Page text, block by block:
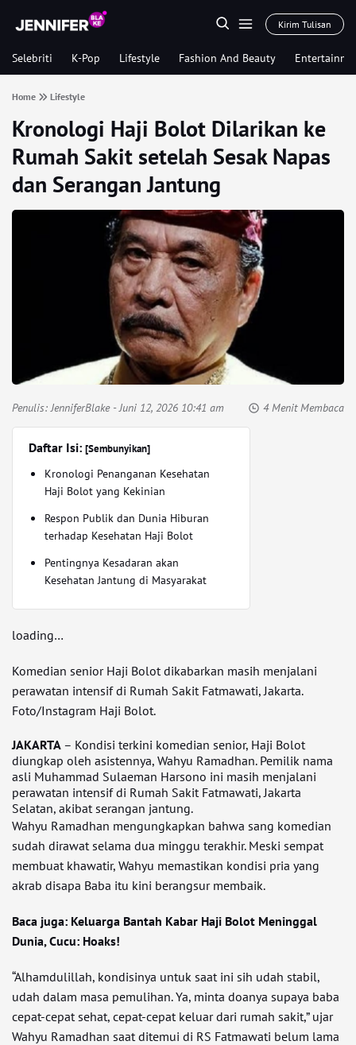
Kirim Tulisan
Selebriti K-Pop Lifestyle Fashion And Beauty
Home Lifestyle
Kronologi Haji Bolot Dilarikan ke
Rumah Sakit setelah Sesak Napas
dan Serangan Jantung
Penulis:JenniferBlake- Juni 12, 2026 10:41 am 4 Menit Membaca
Daftar Isi: [Sembunyikan]
Kronologi Penanganan Kesehatan
Haji Bolot yang Kekinian
Respon Publik dan Dunia Hiburan
terhadap Kesehatan Haji Bolot
Pentingnya Kesadaran akan
Kesehatan Jantung di Masyarakat
loading…
Komedian senior Haji Bolot dikabarkan masih menjalani
perawatan intensif di Rumah Sakit Fatmawati, Jakarta.
Foto/Instagram Haji Bolot.
JAKARTA – Kondisi terkini komedian senior, Haji Bolot
diungkap oleh asistennya, Wahyu Ramadhan. Pemilik nama
asli Muhammad Sulaeman Harsono ini masih menjalani
perawatan intensif di Rumah Sakit Fatmawati, Jakarta
Selatan, akibat serangan jantung.
Wahyu Ramadhan mengungkapkan bahwa sang komedian
sudah dirawat selama dua minggu terakhir. Meski sempat
membuat khawatir, Wahyu memastikan kondisi pria yang
akrab disapa Baba itu kini berangsur membaik.
Baca juga: Keluarga Bantah Kabar Haji Bolot Meninggal
Dunia, Cucu: Hoaks!
“Alhamdulillah, kondisinya untuk saat ini sih udah stabil,
udah dalam masa pemulihan. Ya, minta doanya supaya baba
cepat-cepat sehat, cepat-cepat keluar dari rumah sakit,” ujar
Wahyu Ramadhan saat ditemui di RS Fatmawati belum lama